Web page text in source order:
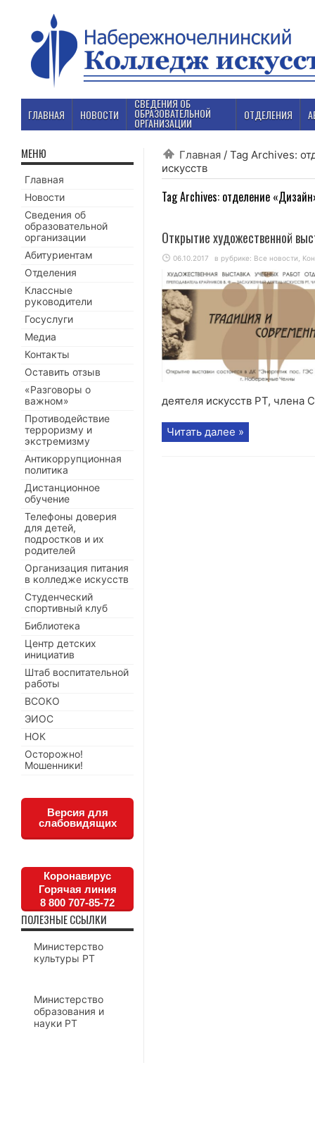
ГЛАВНАЯ НОВОСТИ
СВЕДЕНИЯ ОБ
ОБРАЗОВАТЕЛЬНОЙ
ОРГАНИЗАЦИИ
ОТДЕЛЕНИЯ
Главная / Tag Archives:
искусств
Tag Archives: отделение
Открытие художественной
06.10.2017 в рубрике: Все новости
деятеля искусств РТ, члена
Читать далее »
МЕНЮ
Главная
Новости
Сведения об
образовательной
организации
Абитуриентам
Отделения
Классные
руководители
Госуслуги
Медиа
Контакты
Оставить отзыв
«Разговоры о
важном»
Противодействие
терроризму и
экстремизму
Антикоррупционная
политика
Дистанционное
обучение
Телефоны доверия
для детей,
подростков и их
родителей
Организация питания
в колледже искусств
Студенческий
спортивный клуб
Библиотека
Центр детских
инициатив
Штаб воспитательной
работы
ВСОКО
ЭИОС
НОК
Осторожно!
Мошенники!
Версия для
слабовидящих
Коронавирус
Горячая линия
8 800 707-85-72
ПОЛЕЗНЫЕ ССЫЛКИ
Министерство
культуры РТ
Министерство
образования и
науки РТ